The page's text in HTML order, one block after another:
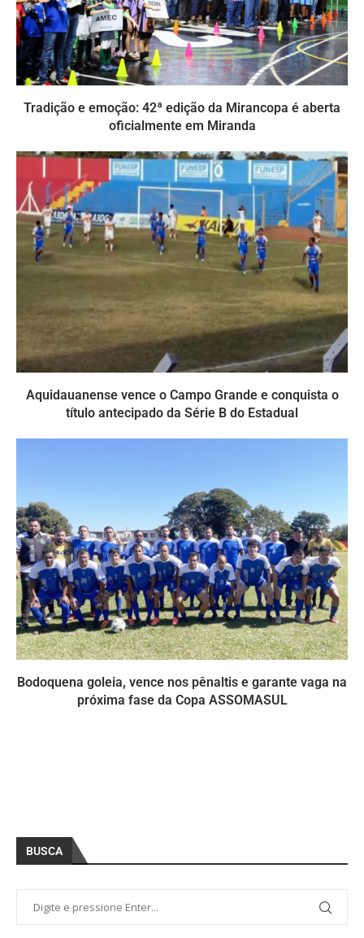
Tradição e emoção: 42ª edição da Mirancopa é aberta
oficialmente em Miranda
Aquidauanense vence o Campo Grande e conquista o
título antecipado da Série B do Estadual
Bodoquena goleia, vence nos pênaltis e garante vaga na
próxima fase da Copa ASSOMASUL
BUSCA